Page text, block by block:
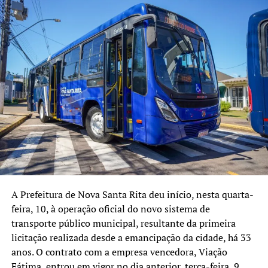
atrair investimentos e
salvar vidas, reduzindo o
tráfego pesado dentro das
cidades.”
O secretário de Desenvolvimento Urbano, Juliano
Furquim, destacou o impacto econômico da medida.
“A confirmação da rubrica
orçamentária é a segurança
que precisávamos. Isso
abre caminho para que
Nova Santa Rita siga
consolidando sua vocação
A Prefeitura de Nova Santa Rita deu início, nesta quarta-
feira, 10, à operação oficial do novo sistema de
transporte público municipal, resultante da primeira
licitação realizada desde a emancipação da cidade, há 33
anos. O contrato com a empresa vencedora, Viação